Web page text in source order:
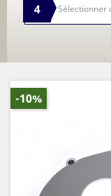
4
-10%